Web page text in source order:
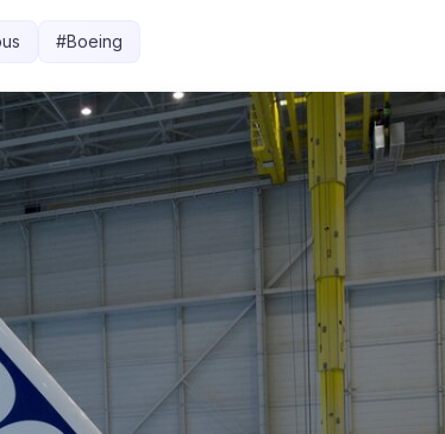
#Boeing